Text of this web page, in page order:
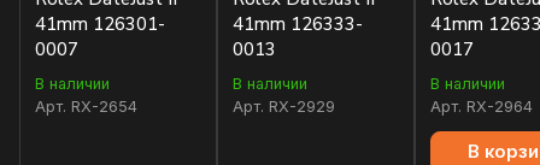
41mm 126301-
0007
В наличии
Арт. RX-2654
41mm 126333-
0013
В наличии
Арт. RX-2929
41mm
0017
В наличии
Арт. RX-2964
В